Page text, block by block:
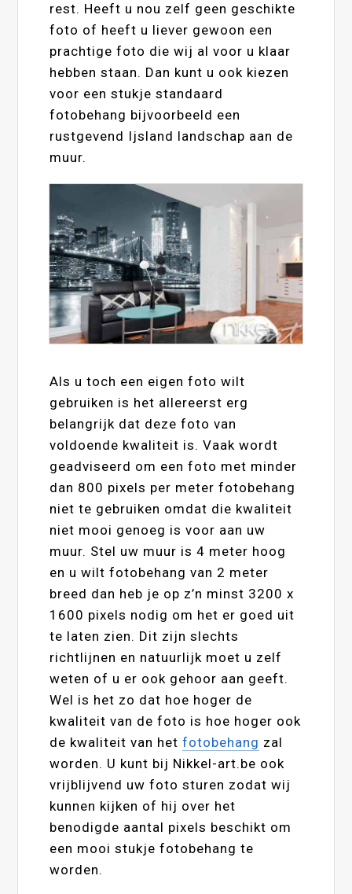
rest. Heeft u nou zelf geen geschikte
foto of heeft u liever gewoon een
prachtige foto die wij al voor u klaar
hebben staan. Dan kunt u ook kiezen
voor een stukje standaard
fotobehang bijvoorbeeld een
rustgevend Ijsland landschap aan de
muur.
Als u toch een eigen foto wilt
gebruiken is het allereerst erg
belangrijk dat deze foto van
voldoende kwaliteit is. Vaak wordt
geadviseerd om een foto met minder
dan 800 pixels per meter fotobehang
niet te gebruiken omdat die kwaliteit
niet mooi genoeg is voor aan uw
muur. Stel uw muur is 4 meter hoog
en u wilt fotobehang van 2 meter
breed dan heb je op z’n minst 3200 x
1600 pixels nodig om het er goed uit
te laten zien. Dit zijn slechts
richtlijnen en natuurlijk moet u zelf
weten of u er ook gehoor aan geeft.
Wel is het zo dat hoe hoger de
kwaliteit van de foto is hoe hoger ook
de kwaliteit van hetfotobehang zal
worden. U kunt bij Nikkel-art.be ook
vrijblijvend uw foto sturen zodat wij
kunnen kijken of hij over het
benodigde aantal pixels beschikt om
een mooi stukje fotobehang te
worden.